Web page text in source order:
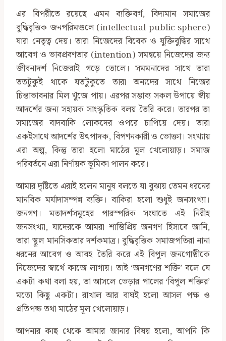
এর বিপরীতে রয়েছে এমন ব্যক্তিবর্গ, বিদ্যমান সমাজের
বুদ্ধিবৃত্তিক জনপরিমণ্ডলে (intellectual public sphere)
যারা নেতৃত্ব দেয়। তারা নিজেদের বিবেক ও যুক্তিবুদ্ধির সাথে
আবেগ ও ভাবপ্রবণতার (intention) সমন্বয়ে নিজেদের জন্য
জীবনাদর্শ নিজেরাই গড়ে তোলে। সমমনাদের সাথে তারা
ততটুকুই থাকে যতটুকুতে তারা অন্যদের সাথে নিজের
চিন্তাভাবনার মিল খুঁজে পায়। এরপর সম্ভাব্য সকল উপায়ে স্বীয়
আদর্শের জন্য সহায়ক সাংস্কৃতিক বলয় তৈরি করে। তারপর তা
সমাজের বাদবাকি লোকদের ওপরে চাপিয়ে দেয়। তারা
একইসাথে আদর্শের উৎপাদক, বিপণনকারী ও ভোক্তা। সংখ্যায়
এরা অল্প, কিন্তু তারা হলো মাঠের মূল খেলোয়াড়। সমাজ
পরিবর্তনে এরা নির্ণায়ক ভূমিকা পালন করে।
আমার দৃষ্টিতে এরাই হলেন মানুষ বলতে যা বুঝায় তেমন ধরনের
মানবিক মর্যাদাসম্পন্ন ব্যক্তি। বাকিরা হলো শুধুই জনসংখ্যা।
জনগণ। মতাদর্শসমূহের পারস্পরিক সংঘাতে এই নিরীহ
জনসংখ্যা, যাদেরকে আমরা শান্তিপ্রিয় জনগণ হিসাবে জানি,
তারা স্থূল মানসিকতার দর্শকমাত্র। বুদ্ধিবৃত্তিক সমাজপতিরা নানা
ধরনের আবেগ ও আবহ তৈরি করে এই বিপুল জনগোষ্ঠীকে
নিজেদের স্বার্থে কাজে লাগায়। তাই ‘জনগণের শক্তি’ বলে যে
একটা কথা বলা হয়, তা আসলে ভেড়ার পালের ‘বিপুল শক্তির’
মতো কিছু একটা। রাখাল আর বাঘই হলো আসল পক্ষ ও
প্রতিপক্ষ তথা মাঠের মূল খেলোয়াড়।
আপনার কাছ থেকে আমার জানার বিষয় হলো, আপনি কি